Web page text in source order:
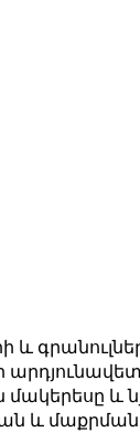
և
և
և մաքրման